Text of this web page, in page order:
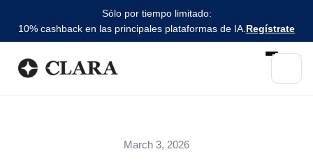
Sólo por tiempo limitado:
10% cashback en las principales plataformas de IA. Regístrate
March 3, 2026